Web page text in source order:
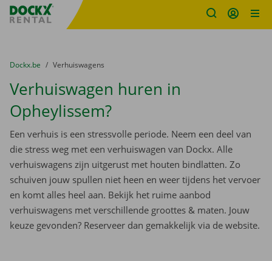
Fratello DEMO
U bevindt zich hier:
van
Dockx.be naar
Verhuiswagens
Verhuiswagen huren in
Opheylissem?
Een verhuis is een stressvolle periode. Neem een deel van
die stress weg met een verhuiswagen van Dockx. Alle
verhuiswagens zijn uitgerust met houten bindlatten. Zo
schuiven jouw spullen niet heen en weer tijdens het vervoer
en komt alles heel aan. Bekijk het ruime aanbod
verhuiswagens met verschillende groottes & maten. Jouw
keuze gevonden? Reserveer dan gemakkelijk via de website.